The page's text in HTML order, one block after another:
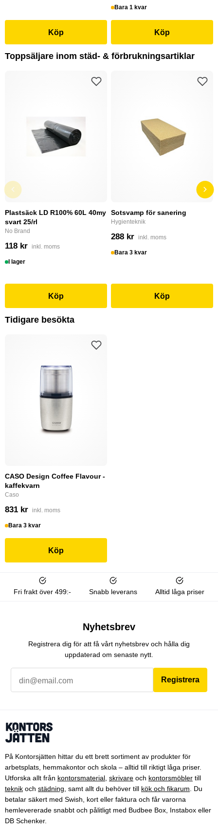
Köp
Bara 1 kvar
Köp
Toppsäljare inom städ- & förbrukningsartiklar
Plastsäck LD R100% 60L 40my
svart 25/rl
No Brand
118 kr inkl. moms
I lager
Köp
Sotsvamp för sanering
Hygienteknik
288 kr inkl. moms
Bara 3 kvar
Köp
Tidigare besökta
CASO Design Coffee Flavour -
kaffekvarn
Caso
831 kr inkl. moms
Bara 3 kvar
Köp
Fri frakt över 499:- Snabb leverans Alltid låga priser
Nyhetsbrev
Registrera dig för att få vårt nyhetsbrev och hålla dig
uppdaterad om senaste nytt.
Registrera
På Kontorsjätten hittar du ett brett sortiment av produkter för
arbetsplats, hemmakontor och skola – alltid till riktigt låga priser.
Utforska allt från kontorsmaterial skrivare och kontorsmöbler till
teknik och städning , samt allt du behöver till kök och fikarum . Du
betalar säkert med Swish, kort eller faktura och får varorna
hemlevererade snabbt och pålitligt med Budbee Box, Instabox eller
DB Schenker.